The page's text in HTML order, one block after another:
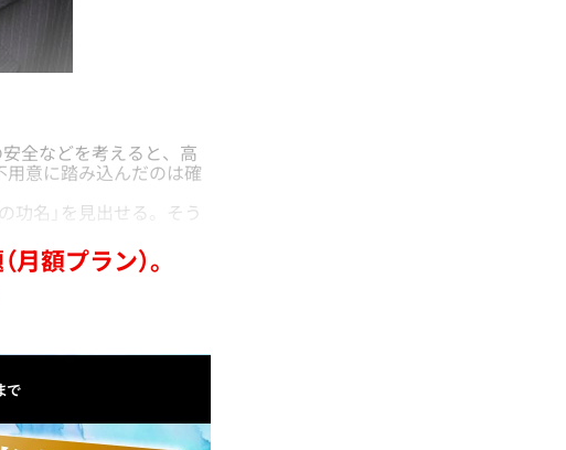
全などを考えると、高
用意に踏み込んだのは確
功名」を見出せる。そう
額プラン）。